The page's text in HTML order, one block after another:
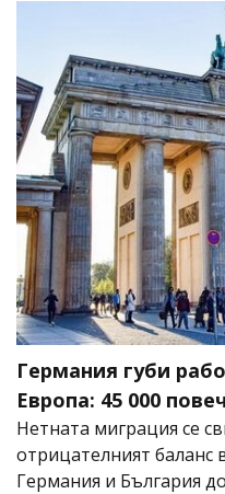
Германия губи
Европа: 45 000
Нетната миграция се
отрицателният
Германия и България